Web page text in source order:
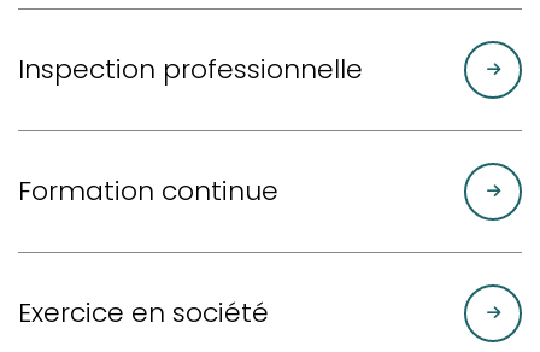
Inspection professionnelle
Formation continue
Exercice en société